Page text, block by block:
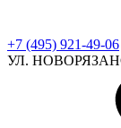
+7 (495) 921-49-06
УЛ.